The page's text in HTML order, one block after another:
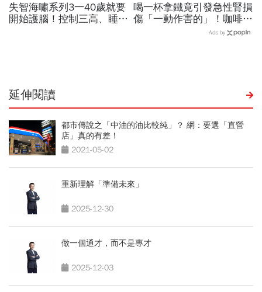
失智海嘯系列3一40歲就要
開始護腦！控制三高、睡眠
喝一杯拿鐵竟引發急性腎損
傷「一動作害的」！咖啡冰
冰箱可以放多久？醫：含奶
Ads by
延伸閱讀
都市傳說之「中油的油比較純」？ 網：要選「直營
店」真的有差！
2021-05-02
重新理解「準備未來」
2025-12-30
做一個通才，而不是專才
2025-12-03